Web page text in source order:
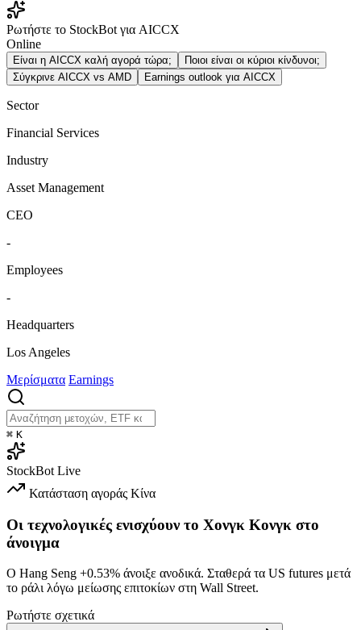
Ρωτήστε το StockBot για AICCX
Online
Είναι η AICCX καλή αγορά τώρα;
Ποιοι είναι οι κύριοι κίνδυνοι;
Σύγκρινε AICCX vs AMD
Earnings outlook για AICCX
Sector
Financial Services
Industry
Asset Management
CEO
-
Employees
-
Headquarters
Los Angeles
Μερίσματα Earnings
⌘ K
StockBot Live
Κατάσταση αγοράς Κίνα
Οι τεχνολογικές ενισχύουν το Χονγκ Κονγκ στο
άνοιγμα
Ο Hang Seng +0.53% άνοιξε ανοδικά. Σταθερά τα US futures μετά
το ράλι λόγω μείωσης επιτοκίων στη Wall Street.
Ρωτήστε σχετικά